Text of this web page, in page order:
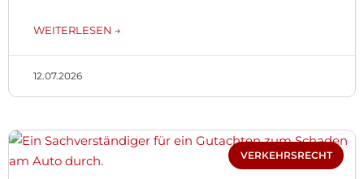
WEITERLESEN →
12.07.2026
VERKEHRSRECHT